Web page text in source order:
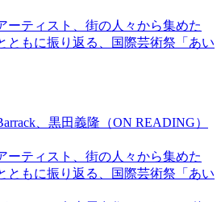
ーティスト、街の人々から集めた
ともに振り返る、国際芸術祭「あい
、黒田義隆（ON READING）
ーティスト、街の人々から集めた
ともに振り返る、国際芸術祭「あい